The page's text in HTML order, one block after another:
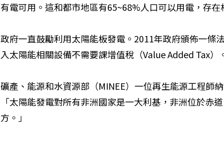
有電可用。這和都市地區有65~68%人口可以用電，存在
政府一直鼓勵利用太陽能板發電。2011年政府頒佈一條
入太陽能相關設備不需要課增值稅（Value Added Tax）
礦產、能源和水資源部（MINEE）一位再生能源工程師
「太陽能發電對所有非洲國家是一大利基，非洲位於赤
方。」